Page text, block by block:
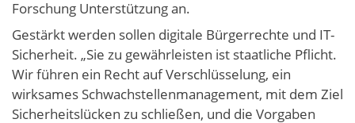
Forschung Unterstützung an.
Gestärkt werden sollen digitale Bürgerrechte und IT-
Sicherheit. „Sie zu gewährleisten ist staatliche Pflicht.
Wir führen ein Recht auf Verschlüsselung, ein
wirksames Schwachstellenmanagement, mit dem Ziel
Sicherheitslücken zu schließen, und die Vorgaben